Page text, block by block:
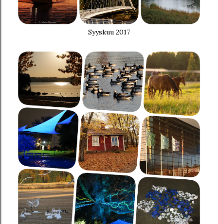
Syyskuu 2017